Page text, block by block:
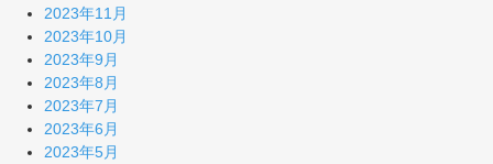
2023年11月
2023年10月
2023年9月
2023年8月
2023年7月
2023年6月
2023年5月